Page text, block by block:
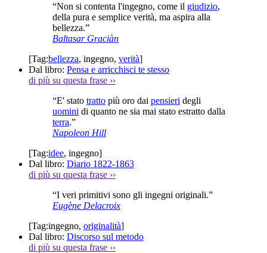
“Non si contenta l'ingegno, come il giudizio,
della pura e semplice verità, ma aspira alla
bellezza.”
Baltasar Graciàn
[Tag:bellezza, ingegno, verità]
Dal libro: Pensa e arricchisci te stesso
di più su questa frase ››
“E' stato tratto più oro dai pensieri degli
uomini di quanto ne sia mai stato estratto dalla
terra.”
Napoleon Hill
[Tag:idee, ingegno]
Dal libro: Diario 1822-1863
di più su questa frase ››
“I veri primitivi sono gli ingegni originali.”
Eugène Delacroix
[Tag:ingegno, originalità]
Dal libro: Discorso sul metodo
di più su questa frase ››